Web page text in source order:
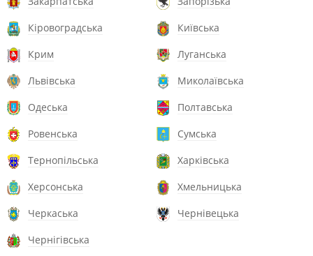
Кіровоградська
Київська
Крим
Луганська
Львівська
Миколаївська
Одеська
Полтавська
Ровенська
Сумська
Тернопільська
Харківська
Херсонська
Хмельницька
Черкаська
Чернівецька
Чернігівська